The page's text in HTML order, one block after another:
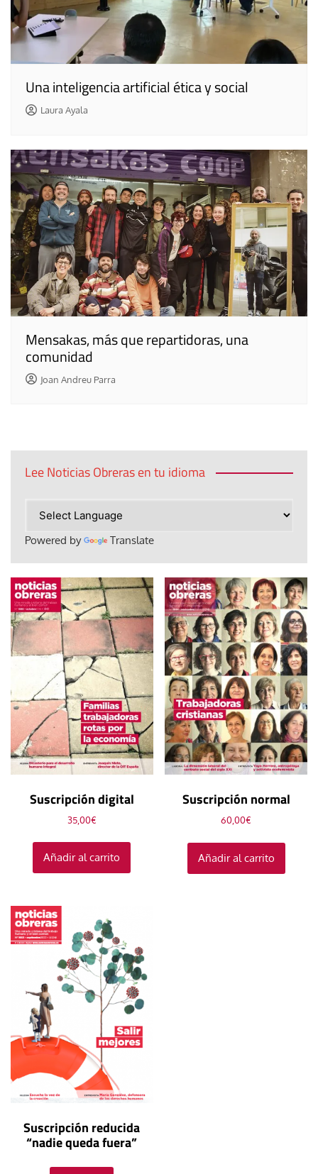
Una inteligencia artificial ética y social
Laura Ayala
Mensakas, más que repartidoras, una
comunidad
Joan Andreu Parra
Lee Noticias Obreras en tu idioma
Powered by Translate
Suscripción digital
35,00€
Añadir al carrito
Suscripción normal
60,00€
Añadir al carrito
Suscripción reducida
“nadie queda fuera”